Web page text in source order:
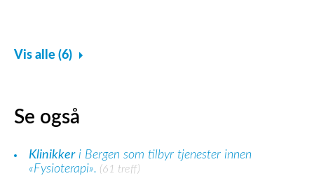
Vis alle (6)
Se også
Klinikkeri Bergen som tilbyr tjenester innen
«Fysioterapi». (61 treff)